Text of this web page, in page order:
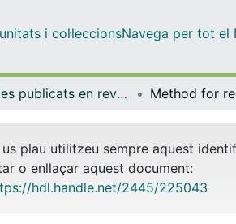
i col·leccionsNavega per tot el
Articles publicats en revistes (Física Aplicada)
us plau utilitzeu sempre aquest
o enllaçar aquest document:
hdl.handle.net/2445/225043